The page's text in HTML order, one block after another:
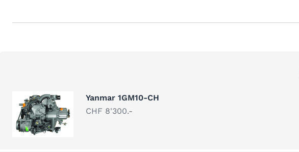
Yanmar 1GM10-CH
CHF 8'300.-